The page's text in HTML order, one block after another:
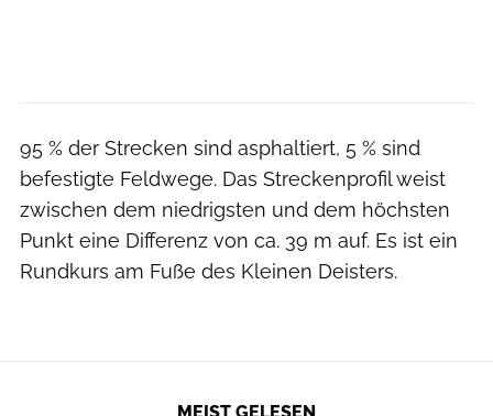
95 % der Strecken sind asphaltiert, 5 % sind
befestigte Feldwege. Das Streckenprofil weist
zwischen dem niedrigsten und dem höchsten
Punkt eine Differenz von ca. 39 m auf. Es ist ein
Rundkurs am Fuße des Kleinen Deisters.